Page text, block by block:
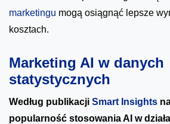
marketingu mogą osiągnąć lepsze
kosztach.
Marketing AI w danych
statystycznych
Według publikacji Smart Insights
popularność stosowania AI w